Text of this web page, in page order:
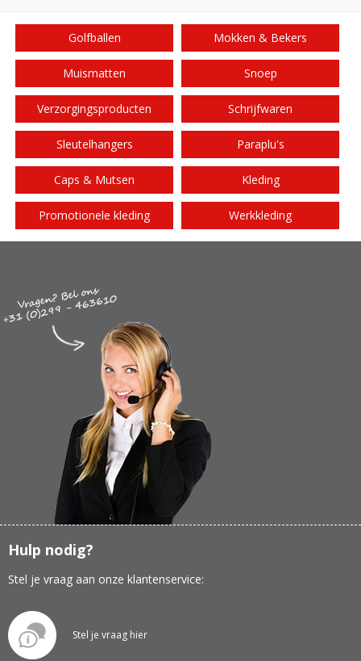
Golfballen Mokken & Bekers
Muismatten Snoep
Verzorgingsproducten Schrijfwaren
Sleutelhangers Paraplu's
Caps & Mutsen Kleding
Promotionele kleding Werkkleding
Hulp nodig?
Stel je vraag aan onze klantenservice:
Stel je vraag hier